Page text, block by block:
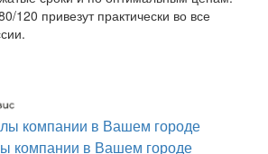
120 привезут практически во все